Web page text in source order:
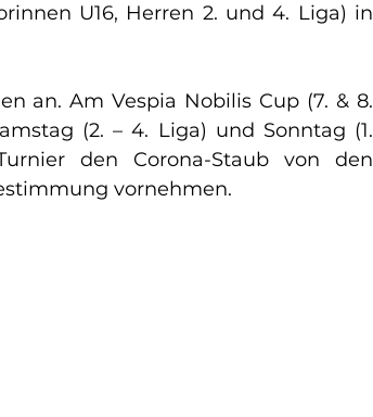
U16, Herren 2. und 4. Liga) in
an. Am Vespia Nobilis Cup (7. & 8.
(2. – 4. Liga) und Sonntag (1.
den Corona-Staub von den
vornehmen.